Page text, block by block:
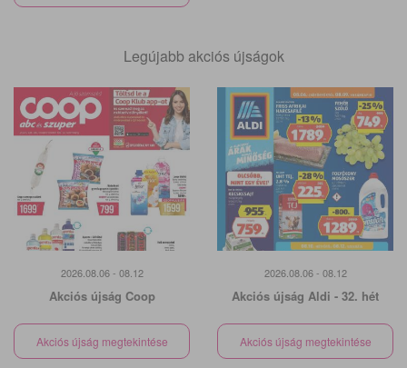
Legújabb akciós újságok
2026.08.06 - 08.12
Akciós újság Coop
Akciós újság megtekintése
2026.08.06 - 08.12
Akciós újság Aldi - 32. hét
Akciós újság megtekintése